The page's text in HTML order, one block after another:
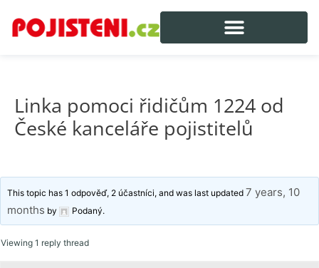
Linka pomoci řidičům 1224 od
České kanceláře pojistitelů
This topic has 1 odpověď, 2 účastníci, and was last updated 7 years, 10
months by Podaný.
Viewing 1 reply thread